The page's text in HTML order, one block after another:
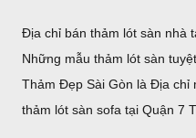
Địa chỉ bán thảm lót sàn nhà
Những mẫu thảm lót sàn
Thảm Đẹp Sài Gòn là Địa chỉ
thảm lót sàn sofa tại Quận 7